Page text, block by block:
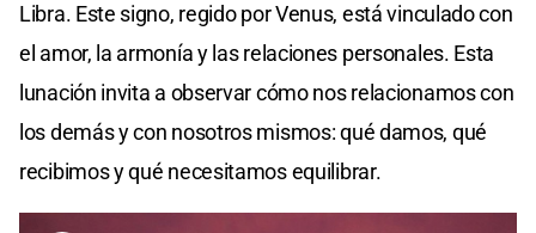
Libra. Este signo, regido por Venus, está vinculado con
el amor, la armonía y las relaciones personales. Esta
lunación invita a observar cómo nos relacionamos con
los demás y con nosotros mismos: qué damos, qué
recibimos y qué necesitamos equilibrar.